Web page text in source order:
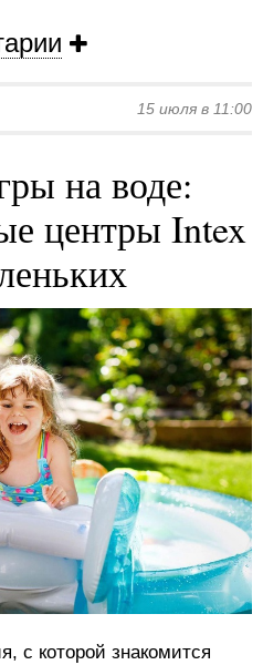
15 июля в 11:00
на воде:
центры Intex
с которой знакомится